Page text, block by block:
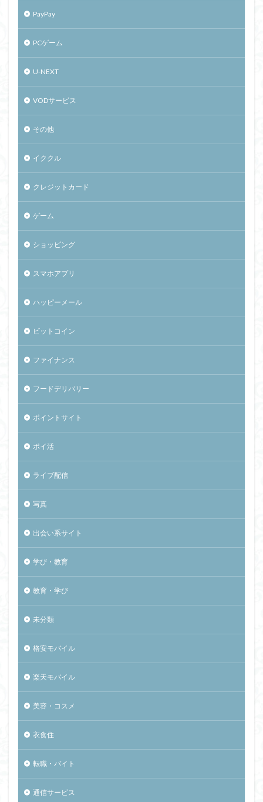
PayPay
PCゲーム
U-NEXT
VODサービス
その他
イククル
クレジットカード
ゲーム
ショッピング
スマホアプリ
ハッピーメール
ビットコイン
ファイナンス
フードデリバリー
ポイントサイト
ポイ活
ライブ配信
写真
出会い系サイト
学び・教育
教育・学び
未分類
格安モバイル
楽天モバイル
美容・コスメ
衣食住
転職・バイト
通信サービス